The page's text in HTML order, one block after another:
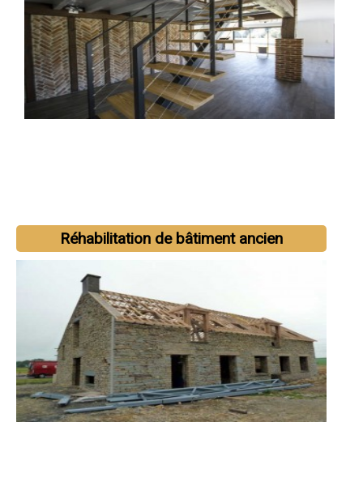
Réhabilitation de bâtiment ancien